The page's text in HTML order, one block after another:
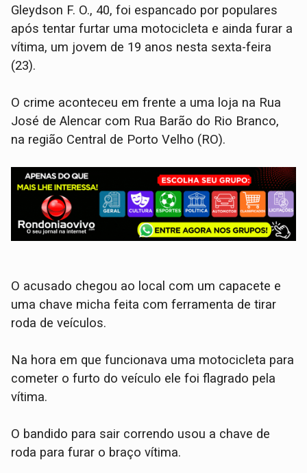
Gleydson F. O., 40, foi espancado por populares
após tentar furtar uma motocicleta e ainda furar a
vítima, um jovem de 19 anos nesta sexta-feira
(23).
O crime aconteceu em frente a uma loja na Rua
José de Alencar com Rua Barão do Rio Branco,
na região Central de Porto Velho (RO).
O acusado chegou ao local com um capacete e
uma chave micha feita com ferramenta de tirar
roda de veículos.
Na hora em que funcionava uma motocicleta para
cometer o furto do veículo ele foi flagrado pela
vítima.
O bandido para sair correndo usou a chave de
roda para furar o braço vítima.